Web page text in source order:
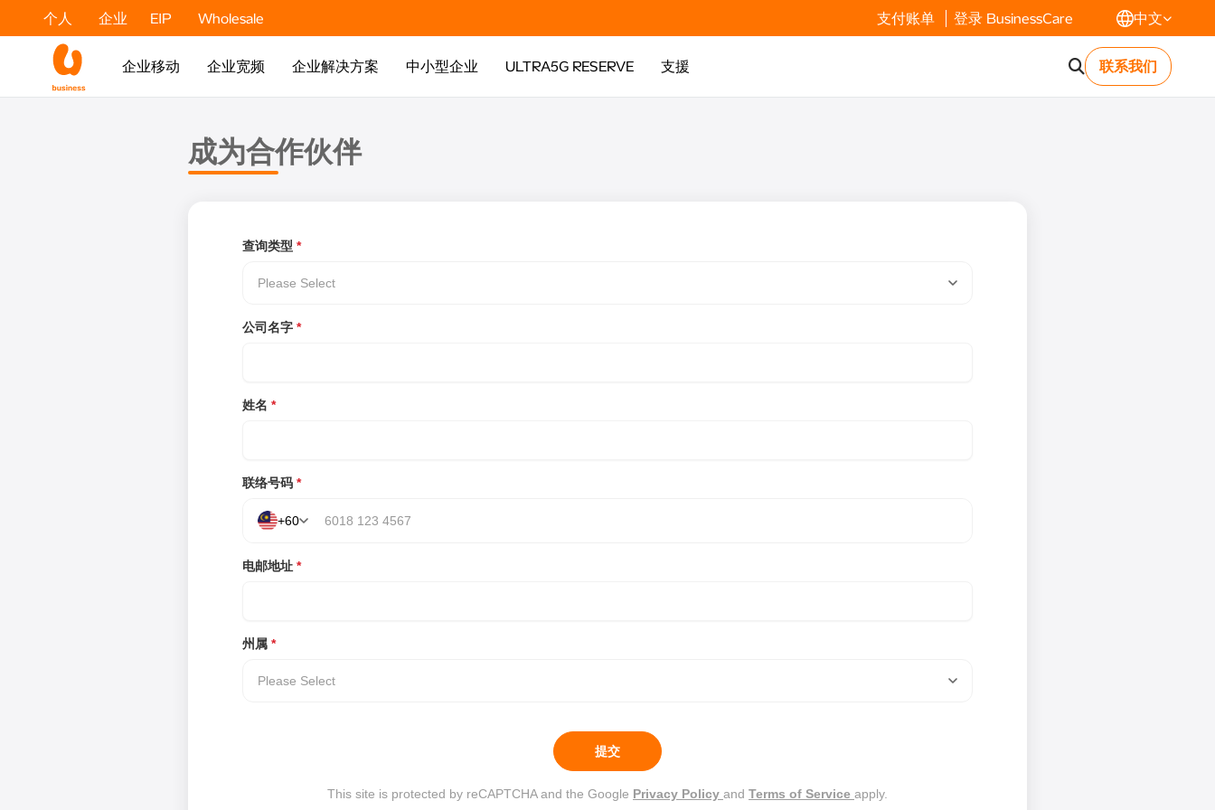
个人 企业​ EIP Wholesale 支付账单 登录 BusinessCare 中文
企业移动 企业宽频 企业解决方案 中小型企业 ULTRA5G RESERVE 支援 联系我们
成为合作伙伴
查询类型 *
Please Select
公司名字 *
姓名 *
联络号码 *
+60
电邮地址 *
州属 *
Please Select
提交
This site is protected by reCAPTCHA and the Google Privacy Policy and Terms of Service apply.